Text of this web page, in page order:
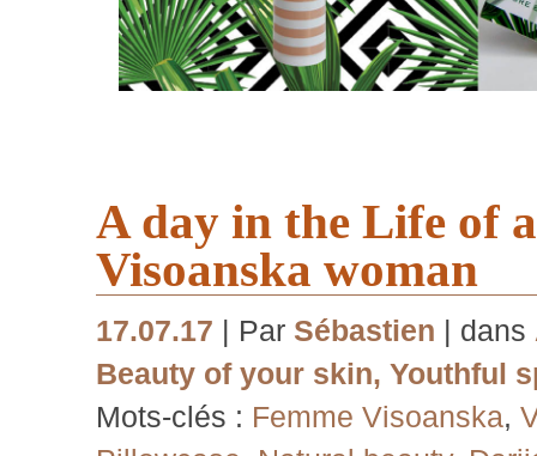
A day in the Life of
Visoanska woman
17.07.17 | Par Sébastien | dans
Beauty of your skin, Youthful
Mots-clés : Femme Visoanska,